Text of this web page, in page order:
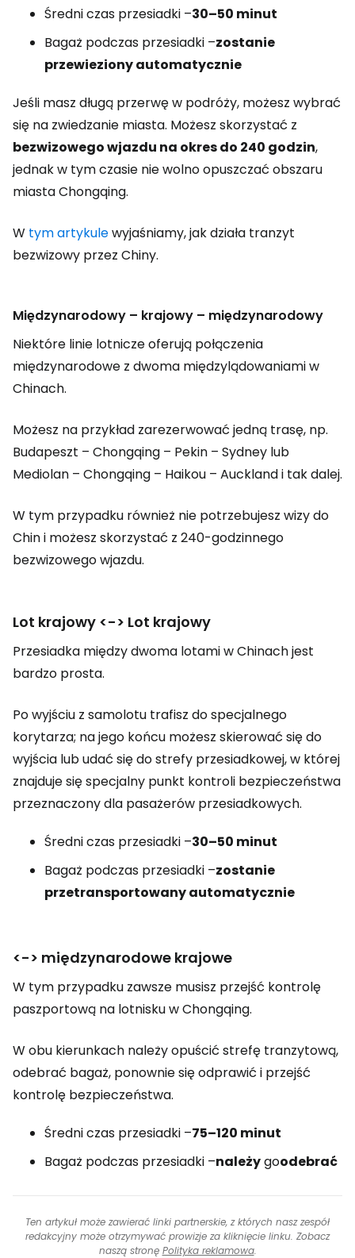
Średni czas przesiadki –30–50 minut
Bagaż podczas przesiadki –zostanie
przewieziony automatycznie
Jeśli masz długą przerwę w podróży, możesz wybrać
się na zwiedzanie miasta. Możesz skorzystać z
bezwizowego wjazdu na okres do 240 godzin,
jednak w tym czasie nie wolno opuszczać obszaru
miasta Chongqing.
W tym artykulewyjaśniamy, jak działa tranzyt
bezwizowy przez Chiny.
Międzynarodowy – krajowy – międzynarodowy
Niektóre linie lotnicze oferują połączenia
międzynarodowe z dwoma międzylądowaniami w
Chinach.
Możesz na przykład zarezerwować jedną trasę, np.
Budapeszt – Chongqing – Pekin – Sydney lub
Mediolan – Chongqing – Haikou – Auckland i tak dalej.
W tym przypadku również nie potrzebujesz wizy do
Chin i możesz skorzystać z 240-godzinnego
bezwizowego wjazdu.
Lot krajowy <-> Lot krajowy
Przesiadka między dwoma lotami w Chinach jest
bardzo prosta.
Po wyjściu z samolotu trafisz do specjalnego
korytarza; na jego końcu możesz skierować się do
wyjścia lub udać się do strefy przesiadkowej, w której
znajduje się specjalny punkt kontroli bezpieczeństwa
przeznaczony dla pasażerów przesiadkowych.
Średni czas przesiadki –30–50 minut
Bagaż podczas przesiadki –zostanie
przetransportowany automatycznie
<-> międzynarodowe krajowe
W tym przypadku zawsze musisz przejść kontrolę
paszportową na lotnisku w Chongqing.
W obu kierunkach należy opuścić strefę tranzytową,
odebrać bagaż, ponownie się odprawić i przejść
kontrolę bezpieczeństwa.
Średni czas przesiadki –75–120 minut
Bagaż podczas przesiadki –należygoodebrać
Ten artykuł może zawierać linki partnerskie, z których nasz zespół
redakcyjny może otrzymywać prowizje za kliknięcie linku. Zobacz
naszą stronę Polityka reklamowa.